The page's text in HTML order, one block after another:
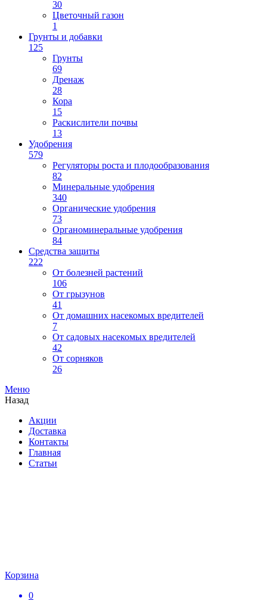
30
Цветочный газон
1
Грунты и добавки
125
Грунты
69
Дренаж
28
Кора
15
Раскислители почвы
13
Удобрения
579
Регуляторы роста и плодообразования
82
Минеральные удобрения
340
Органические удобрения
73
Органоминеральные удобрения
84
Средства защиты
222
От болезней растений
106
От грызунов
41
От домашних насекомых вредителей
7
От садовых насекомых вредителей
42
От сорняков
26
Меню
Назад
Акции
Доставка
Контакты
Главная
Статьи
Корзина
0